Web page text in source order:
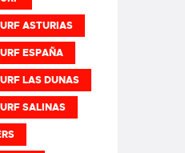
ASTURIAS
ESPAÑA
LAS DUNAS
SALINAS